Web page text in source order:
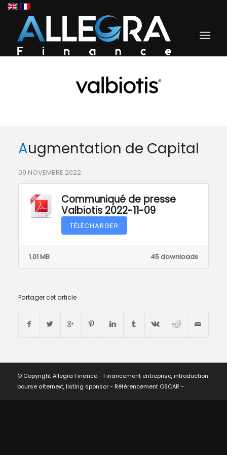
Augmentation de Capital
09 NOVEMBRE 2022
Communiqué de presse
Valbiotis 2022-11-09
TÉLÉCHARGER
45 downloads
1.01 MB
Partager cet article
© Copyright Allegra Finance - Financement entreprise, introduction
bourse alternext, listing sponsor - Référencement OSCAR -